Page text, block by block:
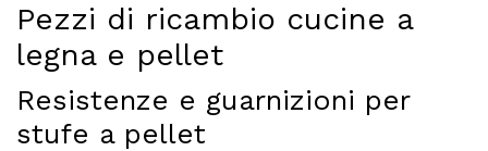
Pezzi di ricambio cucine a
legna e pellet
Resistenze e guarnizioni per
stufe a pellet